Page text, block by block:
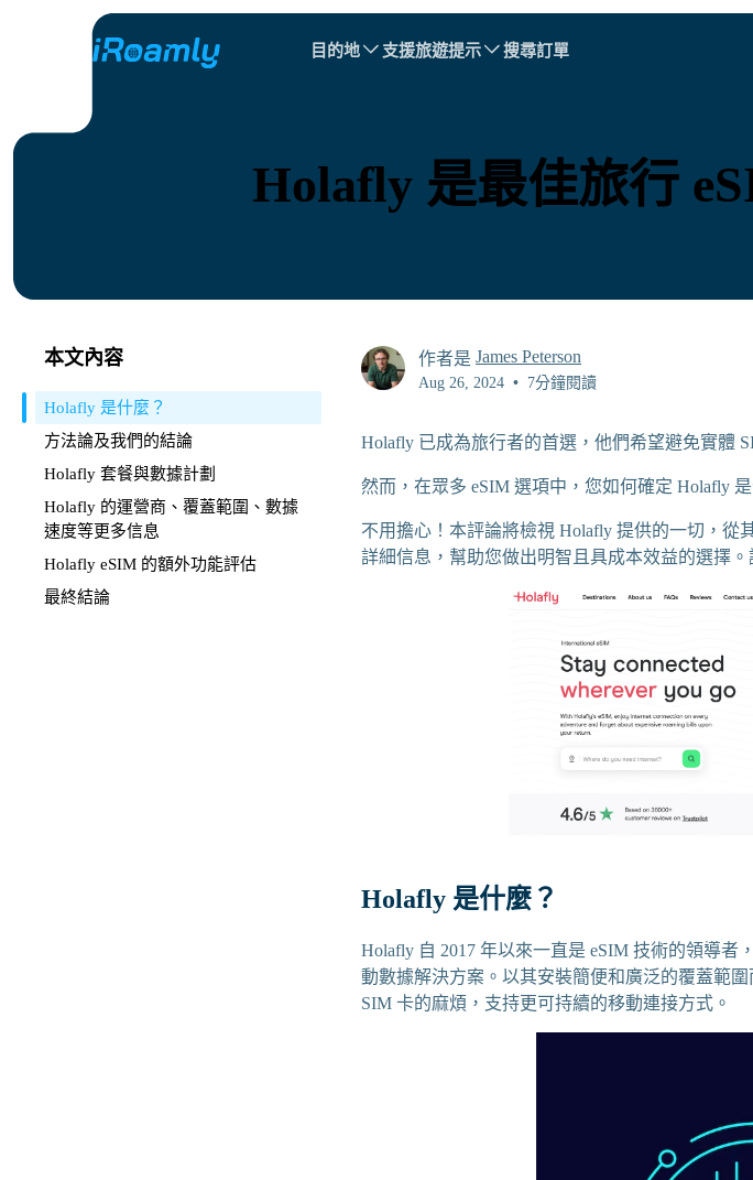
目的地 支援旅遊提示 搜尋訂單
區域 eSIM
保加利亞 柬埔寨
Holafly 是最佳旅行
本文內容
Holafly 是什麼？
方法論及我們的結論
Holafly 套餐與數據計劃
Holafly 的運營商、覆蓋範圍、數據
速度等更多信息
Holafly eSIM 的額外功能評估
最終結論
作者是 James Peterson
Aug 26, 2024 • 7分鐘閱讀
Holafly 已成為旅行者的首選，他們希望避免實體
然而，在眾多 eSIM 選項中，您如何確定 Holafly
不用擔心！本評論將檢視 Holafly 提供的一切，從
詳細信息，幫助您做出明智且具成本效益的選擇。
Holafly 是什麼？
Holafly 自 2017 年以來一直是 eSIM 技術的領導
動數據解決方案。以其安裝簡便和廣泛的覆蓋範
SIM 卡的麻煩，支持更可持續的移動連接方式。